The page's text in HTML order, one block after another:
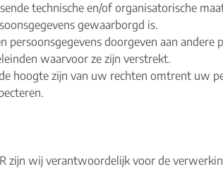
technische en/of organisatorische
gewaarborgd is.
persoonsgegevens doorgeven aan
waarvoor ze zijn verstrekt.
hoogte zijn van uw rechten omtrent uw
zijn wij verantwoordelijk voor de